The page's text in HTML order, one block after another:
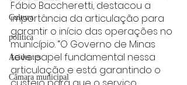
Cultura
politica
Acidentes
Câmara municipal
Fábio Baccheretti, destacou a
importância da articulação para
garantir o início das operações no
município. “O Governo de Minas
teve papel fundamental nessa
articulação e está garantindo o